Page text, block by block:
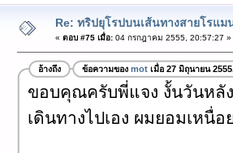
Re: ทริปยุโรปบนเส้นทางสายโรแม
« ตอบ #75 เมื่อ:04 กรกฎาคม 2555, 20:57:27 »
อ้างถึง ข้อความของ motเมื่อ 27 มิถุนายน
ขอบคุณครับพี่แจง งั้นวันหลั
เดินทางไปเอง ผมยอมเหนื่